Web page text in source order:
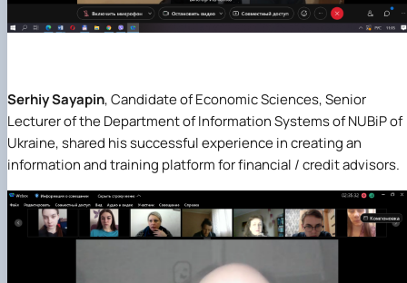
Serhiy Sayapin, Candidate of Economic Sciences, Senior
Lecturer of the Department of Information Systems of NUBiP of
Ukraine, shared his successful experience in creating an
information and training platform for financial / credit advisors.